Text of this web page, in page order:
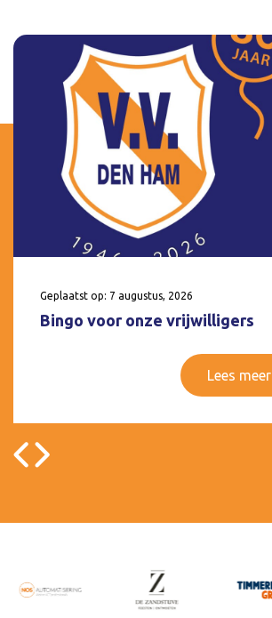
Geplaatst op: 7 augustus, 2026
Bingo voor onze vrijwilligers
Lees meer